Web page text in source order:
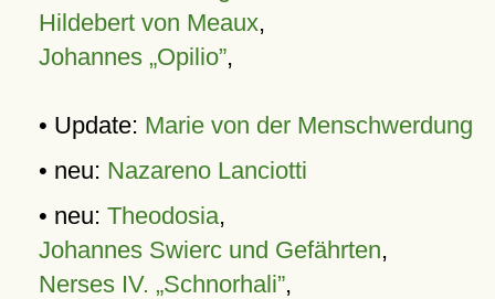
Hildebert von Meaux,
Johannes „Opilio”,
• Update: Marie von der Menschwerdung
• neu: Nazareno Lanciotti
• neu: Theodosia,
Johannes Swierc und Gefährten,
Nerses IV. „Schnorhali”,